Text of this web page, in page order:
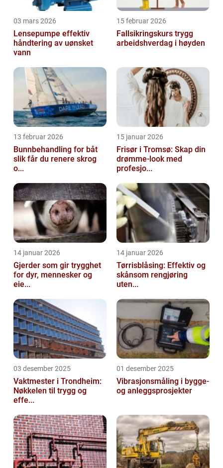
03 mars 2026
Lensepumpe effektiv
håndtering av uønsket
vann
15 februar 2026
Fallsikringskurs trygg
arbeidshverdag i høyden
13 februar 2026
Bunnbehandling for båt
slik får du renere skrog
o...
15 januar 2026
Frisør i Tromsø: Skap din
drømme-look med
profesjo...
14 januar 2026
Gjerder som gir trygghet
for dyr, mennesker og
eie...
14 januar 2026
Tørrisblåsing: Effektiv og
skånsom rengjøring
uten...
03 desember 2025
Vaktmester i Trondheim:
Nøkkelen til trygg og
effe...
01 desember 2025
Vibrasjonsmåling i bygge-
og anleggsprosjekter